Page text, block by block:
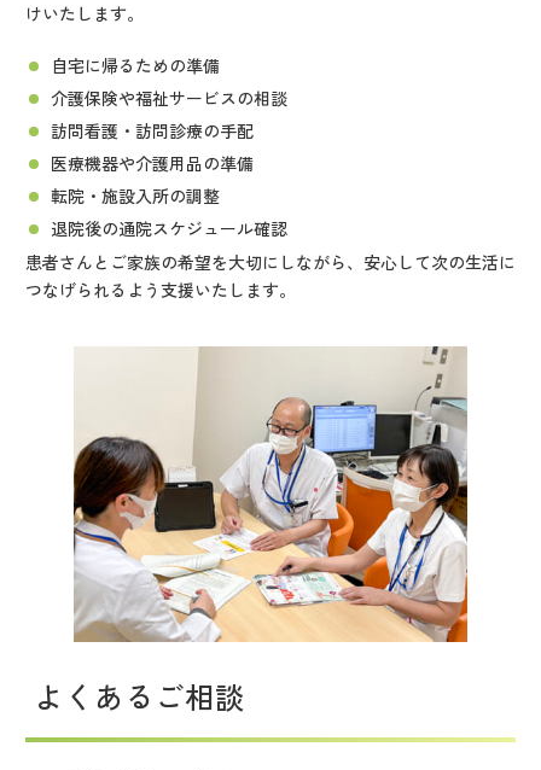
けいたします。
自宅に帰るための準備
介護保険や福祉サービスの相談
訪問看護・訪問診療の手配
医療機器や介護用品の準備
転院・施設入所の調整
退院後の通院スケジュール確認
患者さんとご家族の希望を大切にしながら、安心して次の生活に
つなげられるよう支援いたします。
よくあるご相談